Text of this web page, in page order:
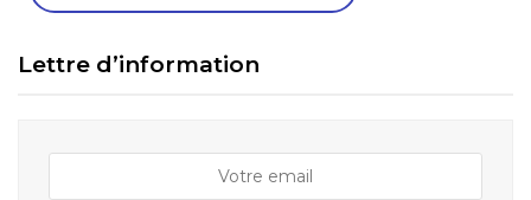
Lettre d’information